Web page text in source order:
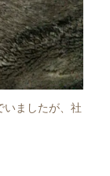
いましたが、社